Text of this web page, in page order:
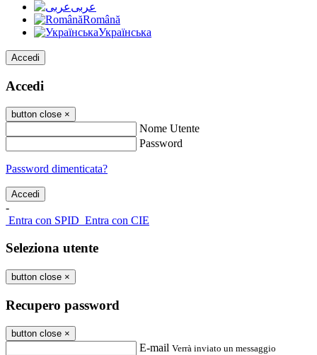
عربى
Română
Українська
Accedi
Accedi
button close ×
Nome Utente
Password
Password dimenticata?
-
Entra con SPID Entra con CIE
Seleziona utente
button close ×
Recupero password
button close ×
E-mail Verrà inviato un messaggio